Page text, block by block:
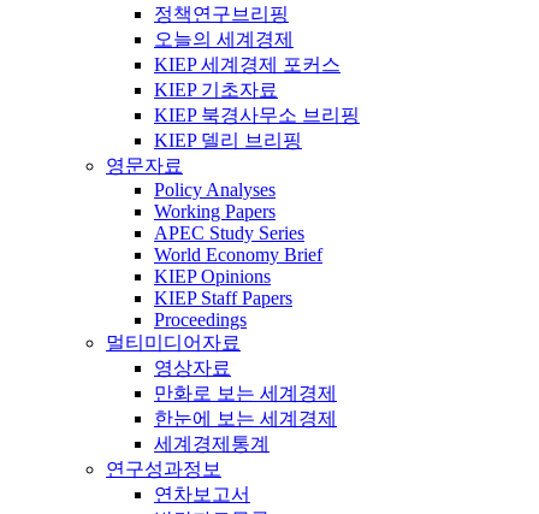
정책연구브리핑
오늘의 세계경제
KIEP 세계경제 포커스
KIEP 기초자료
KIEP 북경사무소 브리핑
KIEP 델리 브리핑
영문자료
Policy Analyses
Working Papers
APEC Study Series
World Economy Brief
KIEP Opinions
KIEP Staff Papers
Proceedings
멀티미디어자료
영상자료
만화로 보는 세계경제
한눈에 보는 세계경제
세계경제통계
연구성과정보
연차보고서